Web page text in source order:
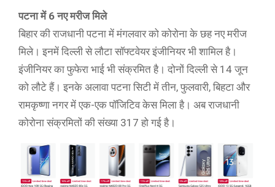
पटना में 6 नए मरीज मिले
बिहार की राजधानी पटना में मंगलवार को कोरोना के छह नए मरीज
मिले। इनमें दिल्ली से लौटा सॉफ्टवेयर इंजीनियर भी शामिल है।
इंजीनियर का फुफेरा भाई भी संक्रमित है। दोनों दिल्ली से 14 जून
को लौटे हैं। इनके अलावा पटना सिटी में तीन, फुलवारी, बिहटा और
रामकृष्णा नगर में एक-एक पॉजिटिव केस मिला है। अब राजधानी
कोरोना संक्रमितों की संख्या 317 हो गई है।